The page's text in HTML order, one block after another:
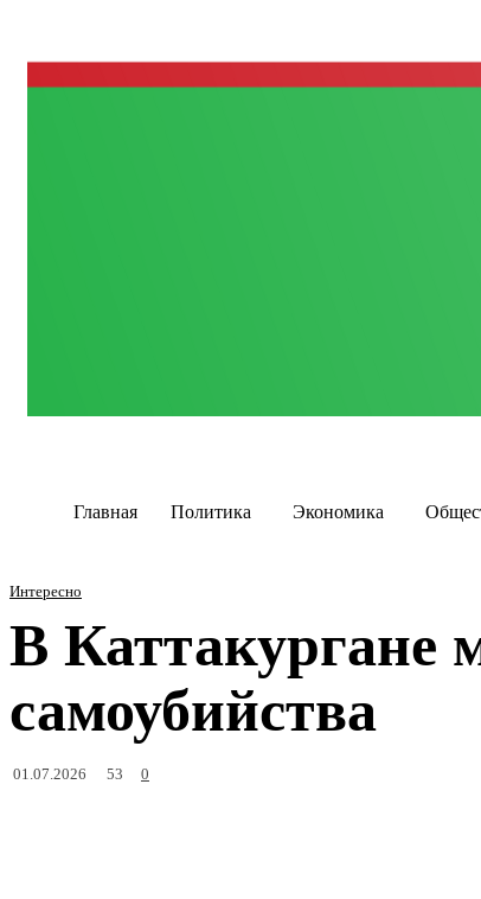
Главная Политика Экономика
Интересно
В Каттакургане
самоубийства
01.07.2026 53 0